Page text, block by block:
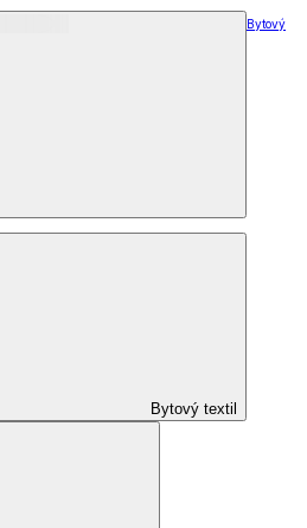
Bytový
Bytový textil